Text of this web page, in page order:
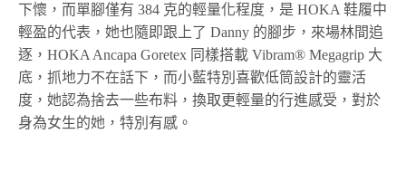
下懷，而單腳僅有 384 克的輕量化程度，是 HOKA 鞋履中
輕盈的代表，她也隨即跟上了 Danny 的腳步，來場林間追
逐，HOKA Ancapa Goretex 同樣搭載 Vibram® Megagrip 大
底，抓地力不在話下，而小藍特別喜歡低筒設計的靈活
度，她認為捨去一些布料，換取更輕量的行進感受，對於
身為女生的她，特別有感。